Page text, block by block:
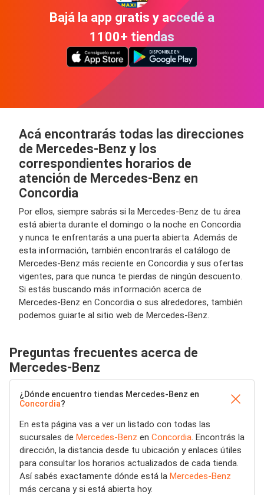
Bajá la app gratis y accedé a
1100+ tiendas
Acá encontrarás todas las direcciones
de Mercedes-Benz y los
correspondientes horarios de
atención de Mercedes-Benz en
Concordia
Por ellos, siempre sabrás si la Mercedes-Benz de tu área
está abierta durante el domingo o la noche en Concordia
y nunca te enfrentarás a una puerta abierta. Además de
esta información, también encontrarás el catálogo de
Mercedes-Benz más reciente en Concordia y sus ofertas
vigentes, para que nunca te pierdas de ningún descuento.
Si estás buscando más información acerca de
Mercedes-Benz en Concordia o sus alrededores, también
podemos guiarte al sitio web de Mercedes-Benz.
Preguntas frecuentes acerca de
Mercedes-Benz
¿Dónde encuentro tiendas Mercedes-Benz en
Concordia?
En esta página vas a ver un listado con todas las
sucursales de Mercedes-Benz en Concordia. Encontrás la
dirección, la distancia desde tu ubicación y enlaces útiles
para consultar los horarios actualizados de cada tienda.
Así sabés exactamente dónde está la Mercedes-Benz
más cercana y si está abierta hoy.